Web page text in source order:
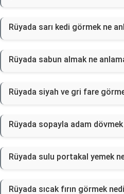
Rüyada sarı kedi görmek ne
Rüyada sabun almak ne
Rüyada siyah ve gri fare
Rüyada sopayla adam
Rüyada sulu portakal yemek
Rüyada sıcak fırın görmek